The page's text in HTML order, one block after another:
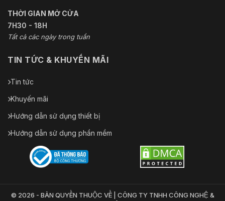
THỜI GIAN MỞ CỬA
7H30 - 18H
Tất cả các ngày trong tuần
TIN TỨC & KHUYẾN MÃI
Tin tức
Khuyến mãi
Hướng dẫn sử dụng thiết bị
Hướng dẫn sử dụng phần mềm
© 2026 - BẢN QUYỀN THUỘC VỀ | CÔNG TY TNHH CÔNG NGHỆ &